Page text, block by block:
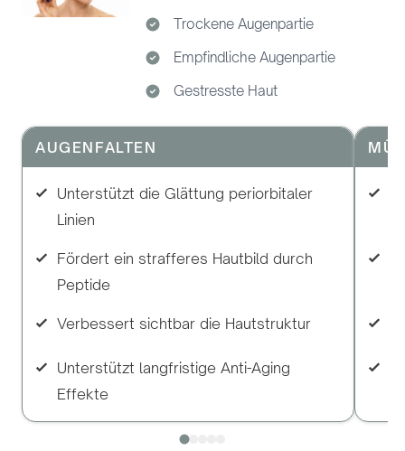
Trockene Augenpartie
Empfindliche Augenpartie
Gestresste Haut
AUGENFALTEN
Unterstützt die Glättung periorbitaler
Linien
Fördert ein strafferes Hautbild durch
Peptide
Verbessert sichtbar die Hautstruktur
Unterstützt langfristige Anti-Aging
Effekte